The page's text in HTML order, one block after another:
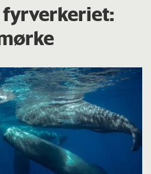
fyrverkeriet: